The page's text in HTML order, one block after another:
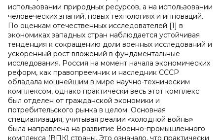
использовании природных ресурсов, а на использовании
человеческих знаний, новых технологиях и инноваций.
По оценкам отечественных исследователей [1] в
экономиках западных стран наблюдается устойчивая
тенденция к сокращению доли военных исследований и
ускоренный рост вложений в фундаментальные
исследования. Россия на момент начала экономических
реформ, как правопреемник и наследник СССР
обладала мощнейшим в мире научно-техническим
комплексом, однако практически весь этот комплекс
был отделен от гражданской экономики и
потребительского рынка в целом. Основная
специализация, учитывая реалии «холодной войны»
была направлена на развитие Военно-промышленного
комплекса (ВПК) страны. Это означало, что практически